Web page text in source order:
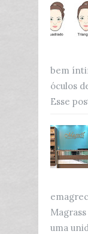
bem
óculos
Esse
uma